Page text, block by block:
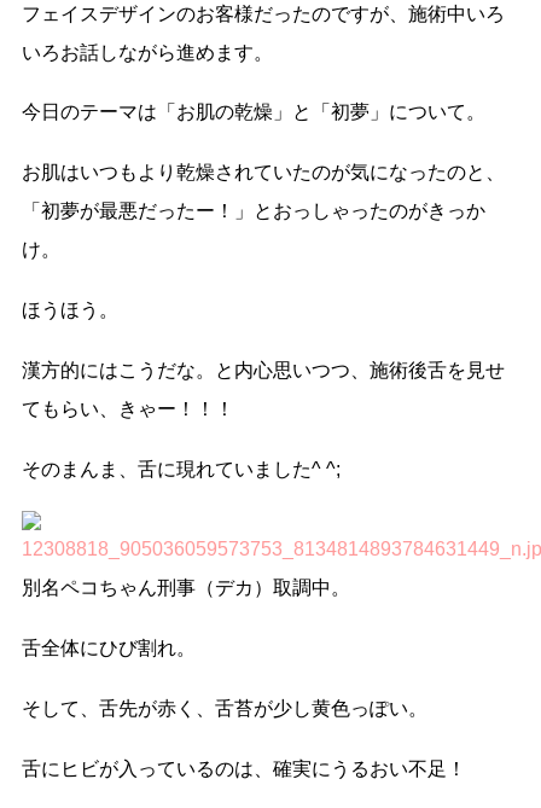
フェイスデザインのお客様だったのですが、施術中いろ
いろお話しながら進めます。
今日のテーマは「お肌の乾燥」と「初夢」について。
お肌はいつもより乾燥されていたのが気になったのと、
「初夢が最悪だったー！」とおっしゃったのがきっか
け。
ほうほう。
漢方的にはこうだな。と内心思いつつ、施術後舌を見せ
てもらい、きゃー！！！
そのまんま、舌に現れていました^ ^;
別名ペコちゃん刑事（デカ）取調中。
舌全体にひび割れ。
そして、舌先が赤く、舌苔が少し黄色っぽい。
舌にヒビが入っているのは、確実に うるおい不足 ！